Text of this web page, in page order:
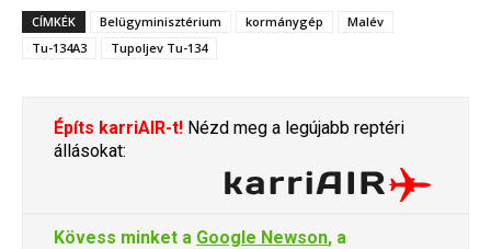
CÍMKÉK Belügyminisztérium kormánygép
Malév
Tu-134A3
Tupoljev Tu-134
Építs karriAIR-t! Nézd meg a legújabb reptéri
állásokat:
Kövess minket a Google Newson, a